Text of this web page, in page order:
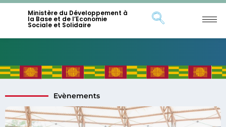
Ministère du Développement à
la Base et de l’Economie
Sociale et Solidaire
Evènements